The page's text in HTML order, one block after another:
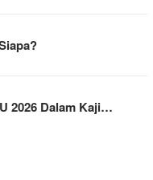
2026 Dalam Kaji…